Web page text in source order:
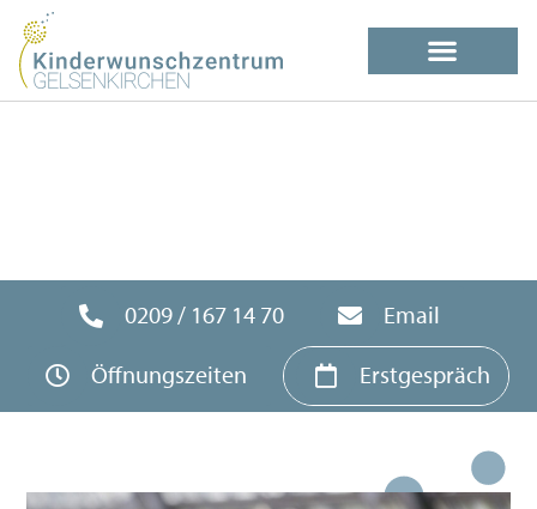
0209 / 167 14 70
Email
Öffnungszeiten
Erstgespräch